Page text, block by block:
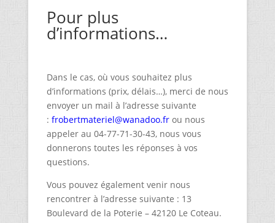
Pour plus
d’informations…
Dans le cas, où vous souhaitez plus
d’informations (prix, délais…), merci de nous
envoyer un mail à l’adresse suivante
: frobertmateriel@wanadoo.frou nous
appeler au 04-77-71-30-43, nous vous
donnerons toutes les réponses à vos
questions.
Vous pouvez également venir nous
rencontrer à l’adresse suivante : 13
Boulevard de la Poterie – 42120 Le Coteau.